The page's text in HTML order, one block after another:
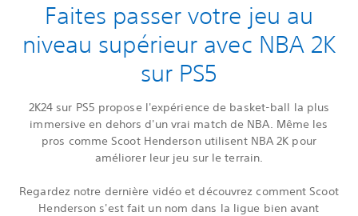
Faites passer votre jeu au
niveau supérieur avec NBA 2K
sur PS5
2K24 sur PS5 propose l'expérience de basket-ball la plus
immersive en dehors d'un vrai match de NBA. Même les
pros comme Scoot Henderson utilisent NBA 2K pour
améliorer leur jeu sur le terrain.
Regardez notre dernière vidéo et découvrez comment Scoot
Henderson s'est fait un nom dans la ligue bien avant